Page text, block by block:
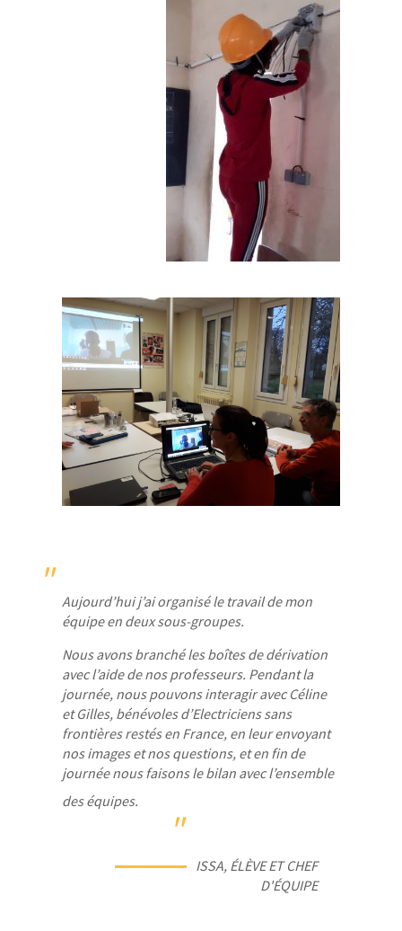
" Aujourd’hui j’ai organisé le travail de mon
équipe en deux sous-groupes.
Nous avons branché les boîtes de dérivation
avec l’aide de nos professeurs. Pendant la
journée, nous pouvons interagir avec Céline
et Gilles, bénévoles d’Electriciens sans
frontières restés en France, en leur envoyant
nos images et nos questions, et en fin de
journée nous faisons le bilan avec l’ensemble
des équipes.
"
ISSA, ÉLÈVE ET CHEF
D'ÉQUIPE